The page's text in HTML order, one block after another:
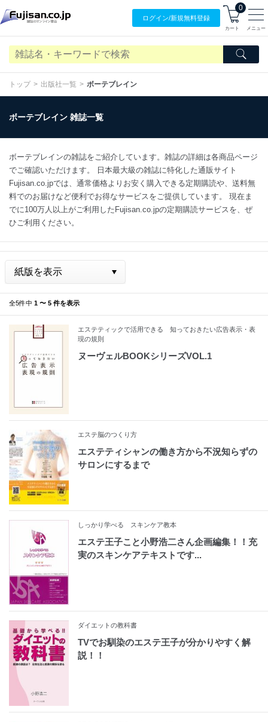
ログイン/新規無料登録
0
カート メニュー
トップ 出版社一覧 ボーテブレイン
ボーテブレイン 雑誌一覧
ボーテブレインの雑誌をご紹介しています。雑誌の詳細は各商品ページ
でご確認いただけます。 日本最大級の雑誌に特化した通販サイト
Fujisan.co.jpでは、通常価格よりお安く購入できる定期購読や、送料無
料でのお届けなど便利でお得なサービスをご提供しています。 現在ま
でに100万人以上がご利用したFujisan.co.jpの定期購読サービスを、ぜ
ひご利用ください。
全5件中 1 〜 5 件を表示
エステティックで活用できる 知っておきたい広告表示・表
現の規則
ヌーヴェルBOOKシリーズVOL.1
エステ脳のつくり方
エステティシャンの働き方から不況知らずの
サロンにするまで
しっかり学べる スキンケア教本
エステ王子こと小野浩二さん企画編集！！充
実のスキンケアテキストです...
ダイエットの教科書
TVでお馴染のエステ王子が分かりやすく解
説！！